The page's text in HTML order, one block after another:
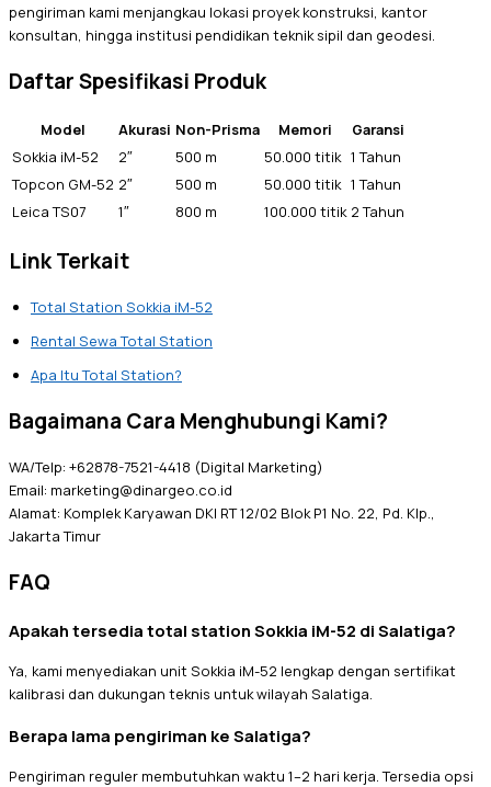
pengiriman kami menjangkau lokasi proyek konstruksi, kantor
konsultan, hingga institusi pendidikan teknik sipil dan geodesi.
Daftar Spesifikasi Produk
Model Akurasi Non-Prisma Memori
Garansi
Sokkia iM-52
2″ 500 m 50.000 titik 1 Tahun
Topcon GM-52 2″ 500 m 50.000 titik 1 Tahun
Leica TS07
1″ 800 m 100.000 titik 2 Tahun
Link Terkait
Total Station Sokkia iM-52
Rental Sewa Total Station
Apa Itu Total Station?
Bagaimana Cara Menghubungi Kami?
WA/Telp: +62878-7521-4418 (Digital Marketing)
Email: marketing@dinargeo.co.id
Alamat: Komplek Karyawan DKI RT 12/02 Blok P1 No. 22, Pd. Klp.,
Jakarta Timur
FAQ
Apakah tersedia total station Sokkia iM-52 di Salatiga?
Ya, kami menyediakan unit Sokkia iM-52 lengkap dengan sertifikat
kalibrasi dan dukungan teknis untuk wilayah Salatiga.
Berapa lama pengiriman ke Salatiga?
Pengiriman reguler membutuhkan waktu 1–2 hari kerja. Tersedia opsi